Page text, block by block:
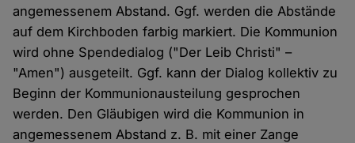
angemessenem Abstand. Ggf. werden die Abstände
auf dem Kirchboden farbig markiert. Die Kommunion
wird ohne Spendedialog ("Der Leib Christi" –
"Amen") ausgeteilt. Ggf. kann der Dialog kollektiv zu
Beginn der Kommunionausteilung gesprochen
werden. Den Gläubigen wird die Kommunion in
angemessenem Abstand z. B. mit einer Zange